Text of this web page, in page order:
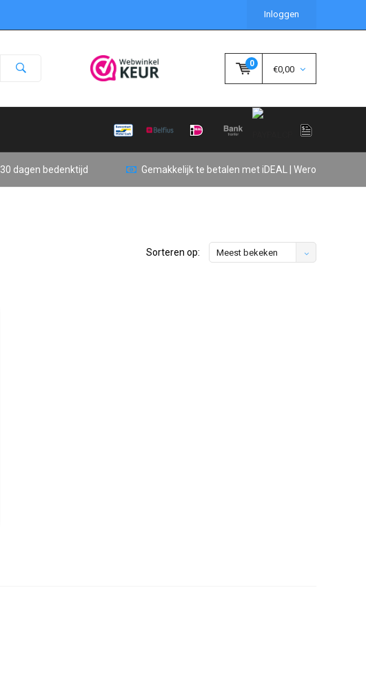
Inloggen
0
€0,00
30 dagen bedenktijd Gemakkelijk te betalen met iDEAL | Wero
Sorteren op: Meest bekeken